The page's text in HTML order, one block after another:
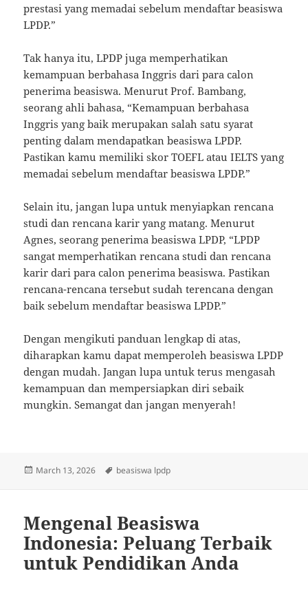
prestasi yang memadai sebelum mendaftar beasiswa
LPDP.”
Tak hanya itu, LPDP juga memperhatikan
kemampuan berbahasa Inggris dari para calon
penerima beasiswa. Menurut Prof. Bambang,
seorang ahli bahasa, “Kemampuan berbahasa
Inggris yang baik merupakan salah satu syarat
penting dalam mendapatkan beasiswa LPDP.
Pastikan kamu memiliki skor TOEFL atau IELTS yang
memadai sebelum mendaftar beasiswa LPDP.”
Selain itu, jangan lupa untuk menyiapkan rencana
studi dan rencana karir yang matang. Menurut
Agnes, seorang penerima beasiswa LPDP, “LPDP
sangat memperhatikan rencana studi dan rencana
karir dari para calon penerima beasiswa. Pastikan
rencana-rencana tersebut sudah terencana dengan
baik sebelum mendaftar beasiswa LPDP.”
Dengan mengikuti panduan lengkap di atas,
diharapkan kamu dapat memperoleh beasiswa LPDP
dengan mudah. Jangan lupa untuk terus mengasah
kemampuan dan mempersiapkan diri sebaik
mungkin. Semangat dan jangan menyerah!
Posted
March 13, 2026 Tags
beasiswa lpdp
Mengenal Beasiswa
Indonesia: Peluang Terbaik
untuk Pendidikan Anda